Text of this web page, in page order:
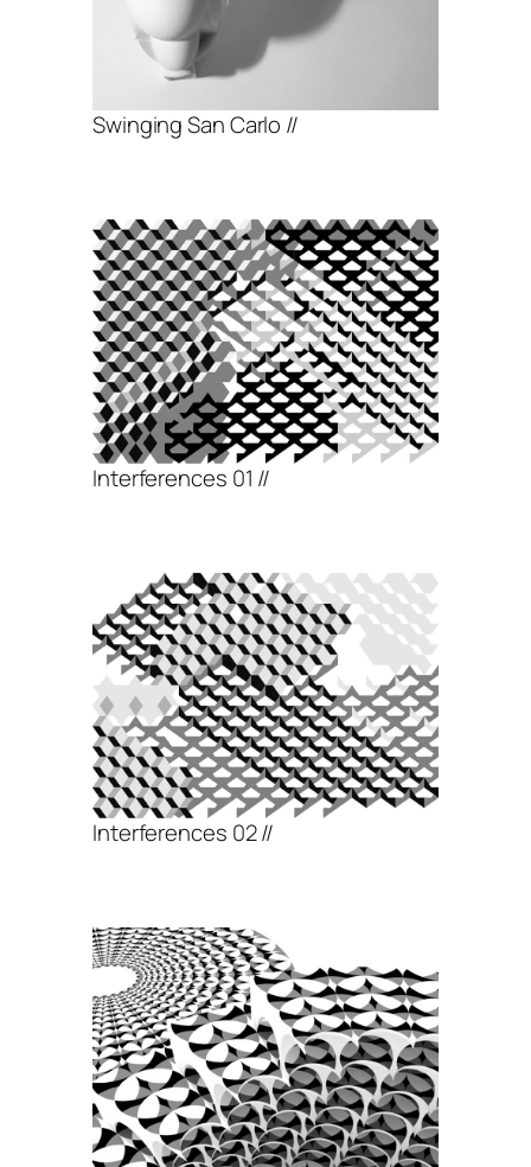
Swinging San Carlo //
Interferences 01 //
Interferences 02 //